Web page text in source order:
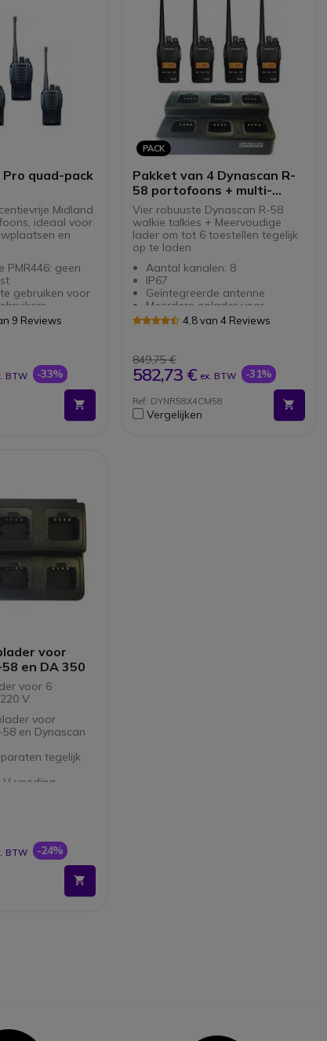
Pro quad-pack
Midland
ideaal voor
en
PMR446: geen
gebruiken voor
+
9 Reviews
BTW -33%
PACK
Pakket van 4 Dynascan R-
58 portofoons + multi-
oplader
Vier robuuste Dynascan R-58
walkie talkies + Meervoudige
lader om tot 6 toestellen tegelijk
op te laden
Aantal kanalen: 8
IP67
Geïntegreerde antenne
Meerdere oplader voor
Dynascan R-58 en Dynascan
opladen
Inclusief 220 V voeding
4.8 van 4 Reviews
849,75 €
582,73 € ex. BTW -31%
Ref: DYNR58X4CM58
Vergelijken
voor
en DA 350
voor 6
V.
voor
en Dynascan
tegelijk
V voeding
BTW -24%